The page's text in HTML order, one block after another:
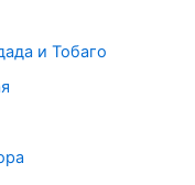
и Тобаго